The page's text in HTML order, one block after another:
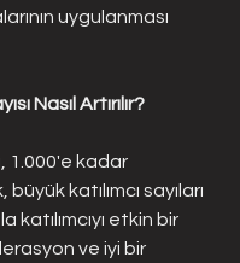
uygulanması
Nasıl Artırılır?
1.000'e kadar
katılımcı sayıları
etkin bir
ve iyi bir